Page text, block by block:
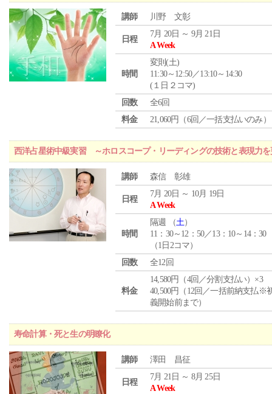
講師 川野 文彰
日程
7月 20日 ～ 9月 21日
A Week
時間
変則(土)
11:30～12:50／13:10～14:30
(１日２コマ)
回数
全6回
料金
21,060円（6回／一括支払いのみ）
西洋占星術中級実習 ～ホロスコープ・リーディングの技術と表現力
講師 森信 彰雄
日程
7月 20日 ～ 10月 19日
A Week
時間
隔週 （土）
11：30～12：50／13：10～14：30
（1日2コマ）
回数
全12回
料金
14,580円（4回／分割支払い）×3
40,500円（12回／一括前納支払※
義開始前まで）
寿命計算・死と生の明瞭化
講師 澤田 昌征
日程
7月 21日 ～ 8月 25日
A Week